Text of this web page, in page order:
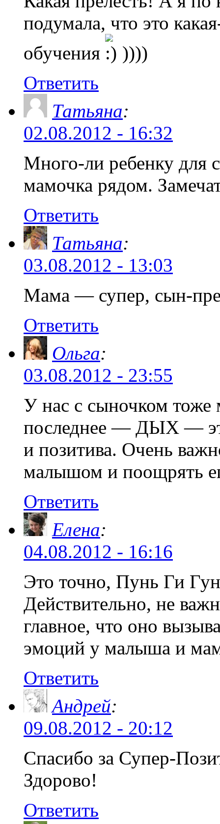
подумала, что это
обучения
))))
Ответить
Татьяна:
02.08.2012 - 16:32
Много-ли ребенку для
мамочка рядом.
Ответить
Татьяна:
03.08.2012 - 13:03
Мама — супер, сын-
Ответить
Ольга:
03.08.2012 - 23:55
У нас с сыночком тоже
последнее — ДЫХ —
и позитива. Очень
малышом и поощрять
Ответить
Елена:
04.08.2012 - 16:16
Это точно, Пунь Ги
Действительно, не
главное, что оно
эмоций у малыша и
Ответить
Андрей:
09.08.2012 - 20:12
Спасибо за Супер-
Здорово!
Ответить